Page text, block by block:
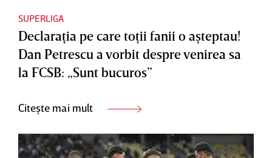
SUPERLIGA
Declaraţia pe care toţii fanii o aşteptau!
Dan Petrescu a vorbit despre venirea sa
la FCSB: „Sunt bucuros”
Citește mai mult